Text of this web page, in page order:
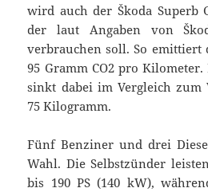
wird auch der Škoda Superb
der laut Angaben von
verbrauchen soll. So emittiert
95 Gramm CO2 pro
sinkt dabei im Vergleich zum
75 Kilogramm.
Fünf Benziner und drei
Wahl. Die Selbstzünder
bis 190 PS (140 kW),